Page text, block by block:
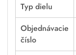
Typ dielu
Objednávacie
číslo